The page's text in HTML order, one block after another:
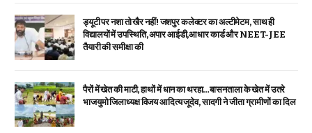
ड्यूटी पर नशा तो खैर नहीं! जशपुर कलेक्टर का अल्टीमेटम, साथ ही
विद्यालयों में उपस्थिति, अपार आईडी,आधार कार्ड और NEET-JEE
तैयारी की समीक्षा की
पैरों में खेत की माटी, हाथों में धान का थरहा…बासनताला के खेत में उतरे
भाजयुमो जिलाध्यक्ष विजय आदित्य जूदेव, सादगी ने जीता ग्रामीणों का दिल